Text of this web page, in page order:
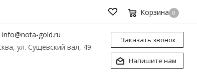
Корзина 0
info@nota-gold.ru
ул. Сущевский вал, 49
Заказать звонок
Напишите нам